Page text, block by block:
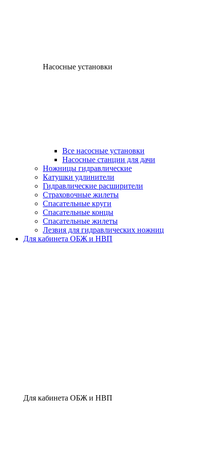
Насосные установки
Все насосные установки
Насосные станции для дачи
Ножницы гидравлические
Катушки удлинители
Гидравлические расширители
Страховочные жилеты
Спасательные круги
Спасательные концы
Спасательные жилеты
Лезвия для гидравлических ножниц
Для кабинета ОБЖ и НВП
Для кабинета ОБЖ и НВП